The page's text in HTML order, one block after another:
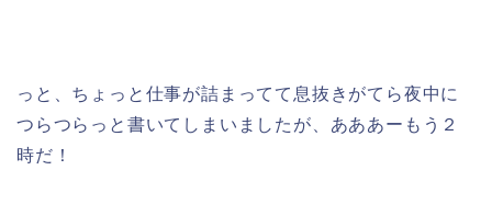
っと、ちょっと仕事が詰まってて息抜きがてら夜中に
つらつらっと書いてしまいましたが、あああーもう２
時だ！